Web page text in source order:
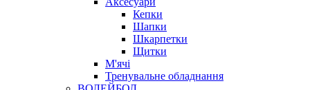
Кепки
Шапки
Шкарпетки
Щитки
М'ячі
Тренувальне обладнання